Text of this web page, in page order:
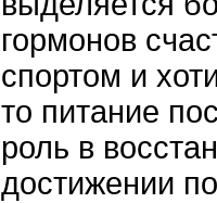
гормонов
спортом и
то питание
роль в
достижении